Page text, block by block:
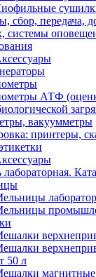
сбор, передача,
системы
АТФ
вакуумметры
принтеры,
50 л
магнитные